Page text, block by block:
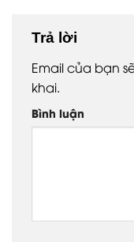
Trả lời
Email của bạn
khai.
Bình luận